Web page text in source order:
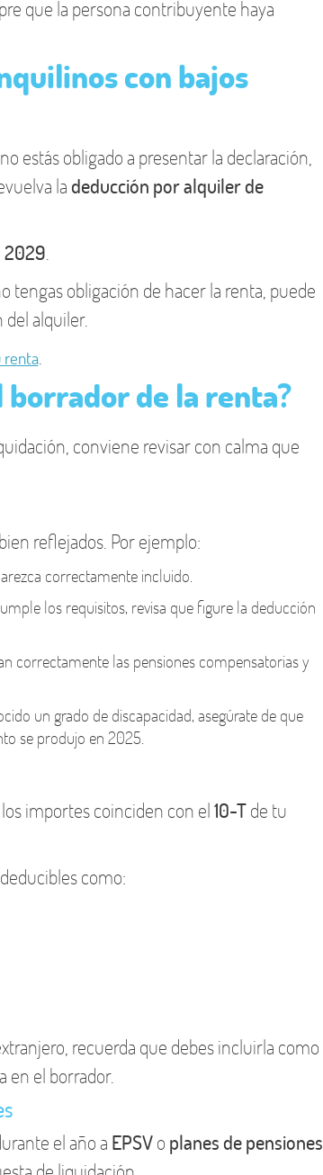
que la persona contribuyente haya
con bajos
estás obligado a presentar la declaración,
la deducción por alquiler de
2029
tengas obligación de hacer la renta, puede
alquiler.
renta.
borrador de la renta?
conviene revisar con calma que
reflejados. Por ejemplo:
correctamente incluido.
los requisitos, revisa que figure la deducción
correctamente las pensiones compensatorias y
un grado de discapacidad, asegúrate de que
se produjo en 2025.
importes coinciden con el10-Tde tu
como:
recuerda que debes incluirla como
en el borrador.
el año a EPSVo planes de pensiones